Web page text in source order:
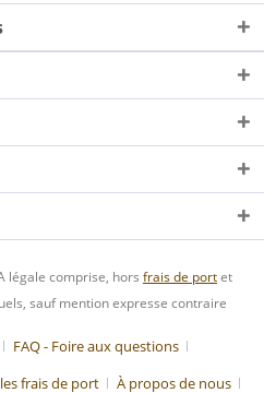
légale comprise, hors frais de portet
sauf mention expresse contraire
FAQ - Foire aux questions
frais de port
À propos de nous